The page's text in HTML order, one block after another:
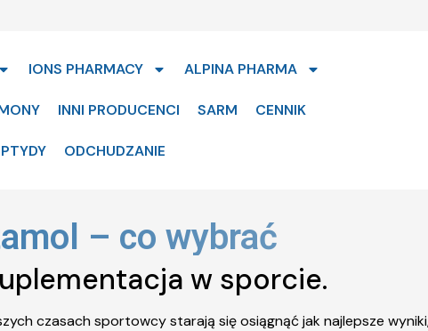
IONS PHARMACY ALPINA PHARMA
INNI PRODUCENCI SARM CENNIK
ODCHUDZANIE
– co wybrać
w sporcie.
czasach sportowcy starają się osiągnąć jak najlepsze